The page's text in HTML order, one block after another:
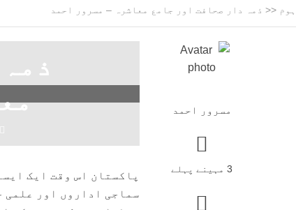
ہوم << ذمہ دار صحافت اور جامع معاشرہ – مسرور احمد
مسرور احمد
3 مہینے پہلے
پاکستان اس وقت ایک
سماجی اداروں اور علمی